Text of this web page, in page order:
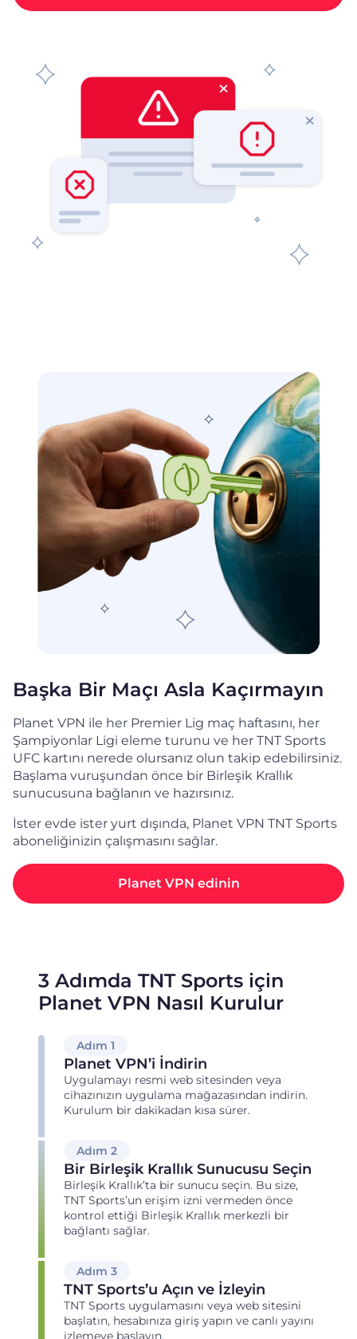
Başka Bir Maçı Asla Kaçırmayın
Planet VPN ile her Premier Lig maç haftasını, her
Şampiyonlar Ligi eleme turunu ve her TNT Sports
UFC kartını nerede olursanız olun takip edebilirsiniz.
Başlama vuruşundan önce bir Birleşik Krallık
sunucusuna bağlanın ve hazırsınız.
İster evde ister yurt dışında, Planet VPN TNT Sports
aboneliğinizin çalışmasını sağlar.
Planet VPN edinin
3 Adımda TNT Sports için
Planet VPN Nasıl Kurulur
Adım 1
Planet VPN’i İndirin
Uygulamayı resmi web sitesinden veya
cihazınızın uygulama mağazasından indirin.
Kurulum bir dakikadan kısa sürer.
Adım 2
Bir Birleşik Krallık Sunucusu Seçin
Birleşik Krallık’ta bir sunucu seçin. Bu size,
TNT Sports’un erişim izni vermeden önce
kontrol ettiği Birleşik Krallık merkezli bir
bağlantı sağlar.
Adım 3
TNT Sports’u Açın ve İzleyin
TNT Sports uygulamasını veya web sitesini
başlatın, hesabınıza giriş yapın ve canlı yayını
izlemeye başlayın.